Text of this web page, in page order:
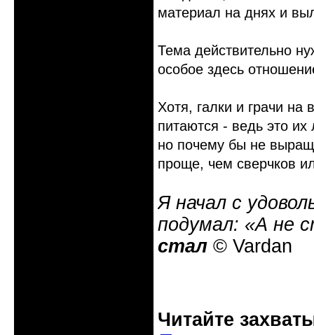
материал на днях и
Тема действительно
особое здесь
Хотя, галки и грачи
питаются - ведь это
но почему бы не
проще, чем сверчков
Я начал с
подумал: «А не
стал © Vardan
Читайте